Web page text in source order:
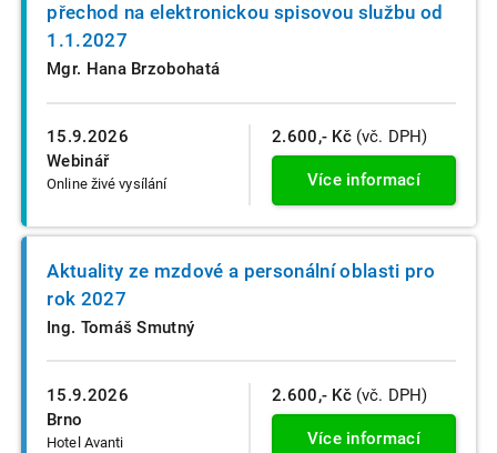
15.9.2026
Webinář
Online živé vysílání
přechod na elektronickou spisovou službu od
1.1.2027
Mgr. Hana Brzobohatá
2.600,- Kč (vč. DPH)
Více informací
15.9.2026
Brno
Hotel Avanti
Aktuality ze mzdové a personální oblasti pro
rok 2027
Ing. Tomáš Smutný
2.600,- Kč (vč. DPH)
Více informací